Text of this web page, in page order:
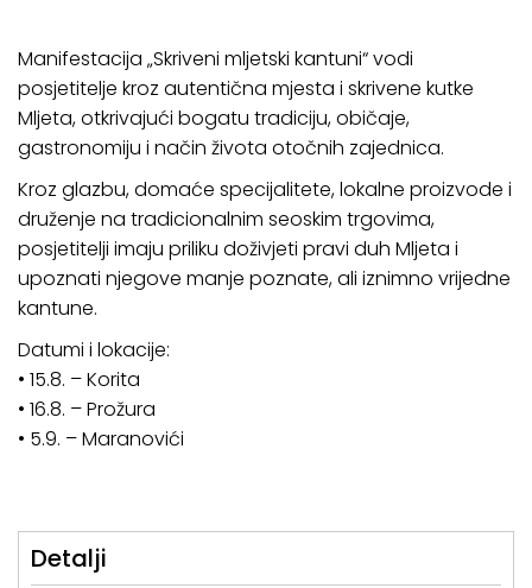
Manifestacija „Skriveni mljetski kantuni“ vodi
posjetitelje kroz autentična mjesta i skrivene kutke
Mljeta, otkrivajući bogatu tradiciju, običaje,
gastronomiju i način života otočnih zajednica.
Kroz glazbu, domaće specijalitete, lokalne proizvode i
druženje na tradicionalnim seoskim trgovima,
posjetitelji imaju priliku doživjeti pravi duh Mljeta i
upoznati njegove manje poznate, ali iznimno vrijedne
kantune.
Datumi i lokacije:
• 15.8. – Korita
• 16.8. – Prožura
• 5.9. – Maranovići
Detalji